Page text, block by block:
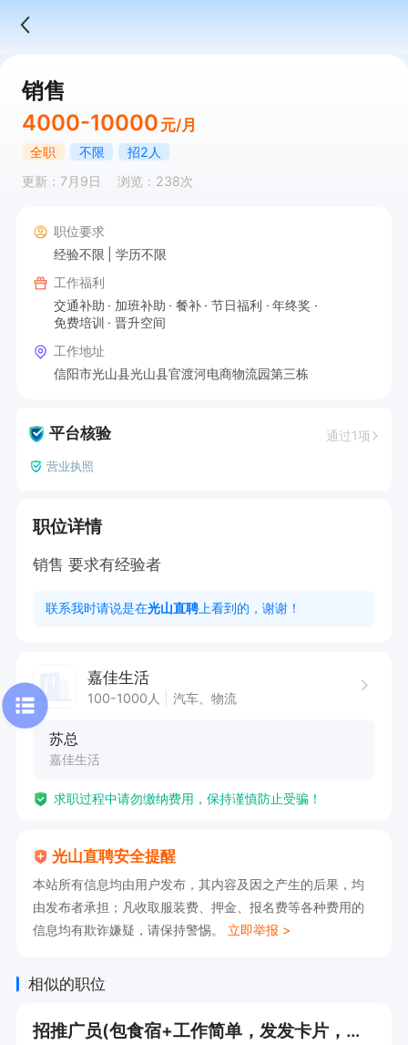
销售
4000-10000 元/月
全职 不限
招2人
更新：7月9日
浏览：238次
职位要求
经验不限
学历不限
工作福利
交通补助
加班补助 餐补 节日福利
年终奖
免费培训
晋升空间
工作地址
信阳市光山县光山县官渡河电商物流园第三栋
平台核验 通过1项
营业执照
职位详情
销售 要求有经验者
联系我时请说是在光山直聘 上看到的，谢谢！
嘉佳生活
100-1000人 汽车、物流
苏总
嘉佳生活
求职过程中请勿缴纳费用，保持谨慎防止受骗！
光山直聘安全提醒
本站所有信息均由用户发布，其内容及因之产生的后果，均
由发布者承担；凡收取服装费、押金、报名费等各种费用的
信息均有欺诈嫌疑，请保持警惕。 立即举报 >
相似的职位
招推广员(包食宿+工作简单，发发卡片，打打电话)